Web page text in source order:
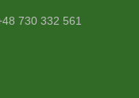
730 332 561